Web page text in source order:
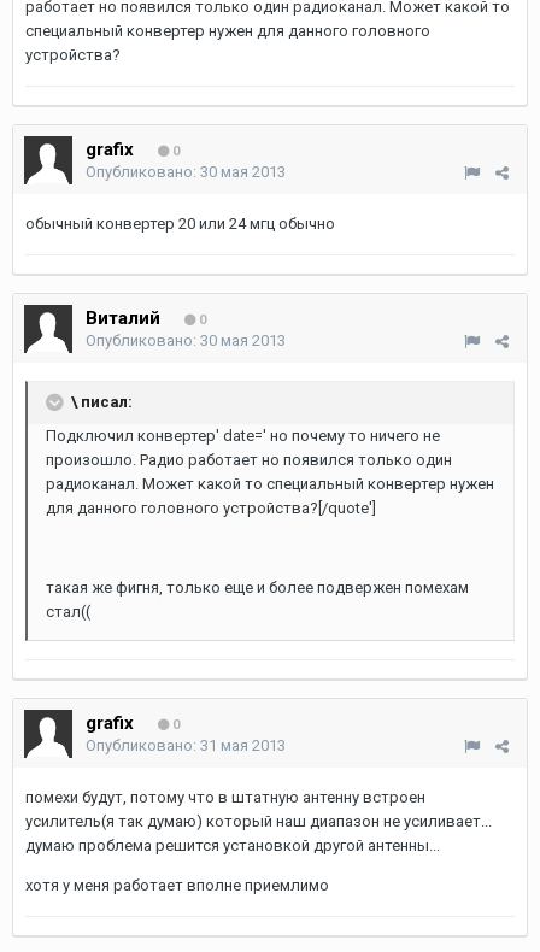
работает но появился только один радиоканал. Может какой то
специальный конвертер нужен для данного головного
устройства?
grafix 0
Опубликовано: 30 мая 2013
обычный конвертер 20 или 24 мгц обычно
Виталий 0
Опубликовано: 30 мая 2013
\ писал:
Подключил конвертер' date=' но почему то ничего не
произошло. Радио работает но появился только один
радиоканал. Может какой то специальный конвертер нужен
для данного головного устройства?[/quote']
такая же фигня, только еще и более подвержен помехам
стал((
grafix 0
Опубликовано: 31 мая 2013
помехи будут, потому что в штатную антенну встроен
усилитель(я так думаю) который наш диапазон не усиливает...
думаю проблема решится установкой другой антенны...
хотя у меня работает вполне приемлимо